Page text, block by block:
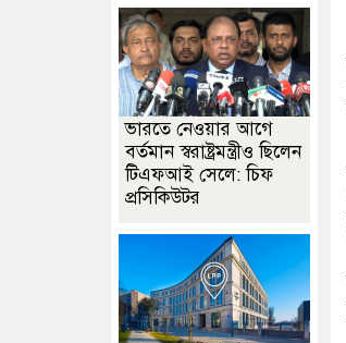
ভারতে নেওয়ার আগে
বর্তমান স্বরাষ্ট্রমন্ত্রীও ছিলেন
টিএফআই সেলে: চিফ
প্রসিকিউটর